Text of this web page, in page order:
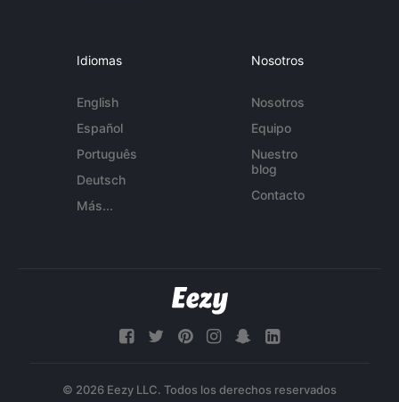
Idiomas
English
Español
Português
Deutsch
Más...
Nosotros
Nosotros
Equipo
Nuestro
blog
Contacto
© 2026 Eezy LLC. Todos los derechos reservados